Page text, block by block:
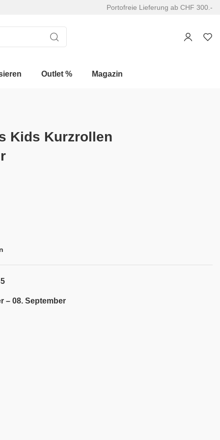
Portofreie Lieferung ab CHF 300.-
Outlet % Magazin
Kids Kurzrollen
– 08. September